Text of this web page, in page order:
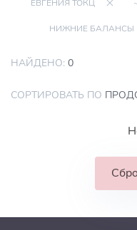
ЕВГЕНИЯ ТОКЦ
НИЖНИЕ БАЛАНСЫ
НАЙДЕНО: 0
СОРТИРОВАТЬ ПО